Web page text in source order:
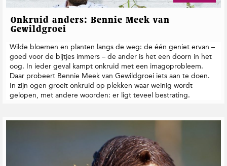
Onkruid anders: Bennie Meek van
Gewildgroei
Wilde bloemen en planten langs de weg: de één geniet ervan –
goed voor de bijtjes immers – de ander is het een doorn in het
oog. In ieder geval kampt onkruid met een imagoprobleem.
Daar probeert Bennie Meek van Gewildgroei iets aan te doen.
In zijn ogen groeit onkruid op plekken waar weinig wordt
gelopen, met andere woorden: er ligt teveel bestrating.